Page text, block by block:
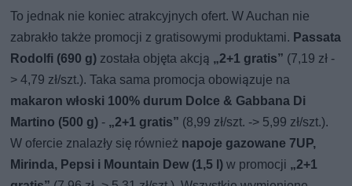
To jednak nie koniec atrakcyjnych ofert. W Auchan nie
zabrakło także promocji z gratisowymi produktami. Passata
Rodolfi (690 g) została objęta akcją „2+1 gratis” (7,19 zł -
> 4,79 zł/szt.). Taka sama promocja obowiązuje na
makaron włoski 100% durum Dolce & Gabbana Di
Martino (500 g) - „2+1 gratis” (8,99 zł/szt. -> 5,99 zł/szt.).
W ofercie znalazły się również napoje gazowane 7UP,
Mirinda, Pepsi i Mountain Dew (1,5 l) w promocji „2+1